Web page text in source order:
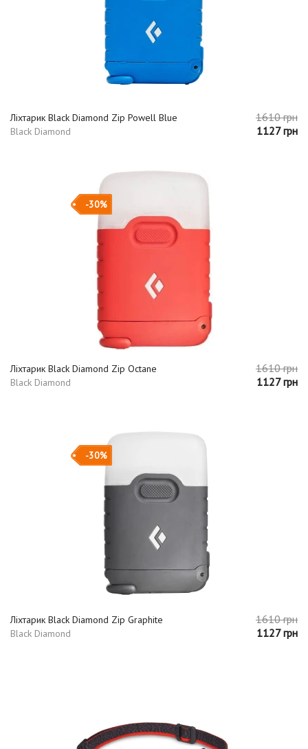
Ліхтарик Black Diamond Zip Powell Blue
Black Diamond
1610 грн
1127 грн
-30%
Ліхтарик Black Diamond Zip Octane
Black Diamond
1610 грн
1127 грн
-30%
Ліхтарик Black Diamond Zip Graphite
Black Diamond
1610 грн
1127 грн